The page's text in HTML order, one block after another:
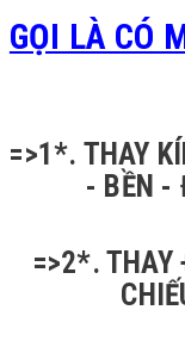
GỌI LÀ CÓ
=>1*. THAY
- BỀN -
=>2*. THAY